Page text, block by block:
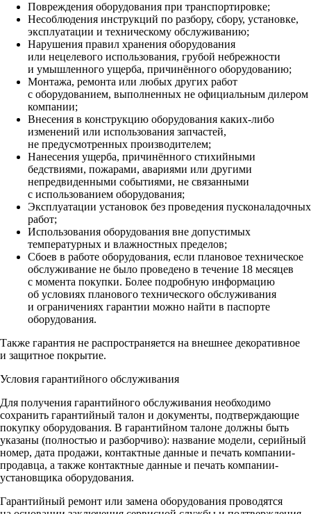
Повреждения оборудования при транспортировке;
Несоблюдения инструкций по разбору, сбору, установке,
эксплуатации и техническому обслуживанию;
Нарушения правил хранения оборудования
или нецелевого использования, грубой небрежности
и умышленного ущерба, причинённого оборудованию;
Монтажа, ремонта или любых других работ
с оборудованием, выполненных не официальным дилером
компании;
Внесения в конструкцию оборудования каких‑либо
изменений или использования запчастей,
не предусмотренных производителем;
Нанесения ущерба, причинённого стихийными
бедствиями, пожарами, авариями или другими
непредвиденными событиями, не связанными
с использованием оборудования;
Эксплуатации установок без проведения пусконаладочных
работ;
Использования оборудования вне допустимых
температурных и влажностных пределов;
Сбоев в работе оборудования, если плановое техническое
обслуживание не было проведено в течение 18 месяцев
с момента покупки. Более подробную информацию
об условиях планового технического обслуживания
и ограничениях гарантии можно найти в паспорте
оборудования.
Также гарантия не распространяется на внешнее декоративное
и защитное покрытие.
Условия гарантийного обслуживания
Для получения гарантийного обслуживания необходимо
сохранить гарантийный талон и документы, подтверждающие
покупку оборудования. В гарантийном талоне должны быть
указаны (полностью и разборчиво): название модели, серийный
номер, дата продажи, контактные данные и печать компании-
продавца, а также контактные данные и печать компании-
установщика оборудования.
Гарантийный ремонт или замена оборудования проводятся